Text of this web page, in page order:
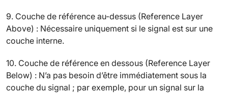
9. Couche de référence au-dessus (Reference Layer
Above) : Nécessaire uniquement si le signal est sur une
couche interne.
10. Couche de référence en dessous (Reference Layer
Below) : N’a pas besoin d’être immédiatement sous la
couche du signal ; par exemple, pour un signal sur la